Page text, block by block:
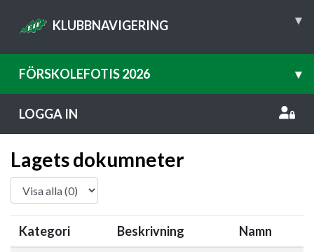
KLUBBNAVIGERING ▾
FÖRSKOLEFOTIS 2026 ▾
LOGGA IN
Lagets dokumneter
Kategori Beskrivning Namn